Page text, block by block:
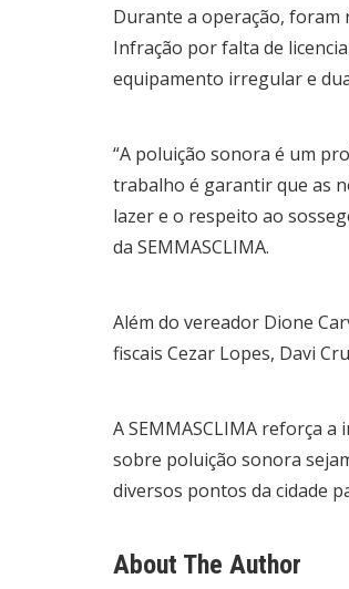
Durante a operação, foram
Infração por falta de
equipamento irregular e
“A poluição sonora é um
trabalho é garantir que as
lazer e o respeito ao
da SEMMASCLIMA.
Além do vereador Dione
fiscais Cezar Lopes, Davi
A SEMMASCLIMA reforça
sobre poluição sonora
diversos pontos da cidade
About The Author